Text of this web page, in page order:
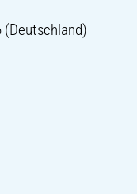
(Deutschland)